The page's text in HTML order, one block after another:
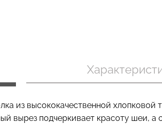
из высококачественной
вырез подчеркивает красоту шеи,
бретелях CAMI TOP
Giulia